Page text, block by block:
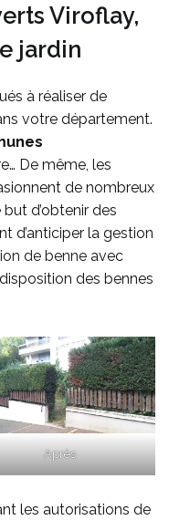
Viroflay,
jardin
à réaliser de
votre département.
De même, les
de nombreux
d’obtenir des
d’anticiper la gestion
de benne avec
des bennes
Après
les autorisations de